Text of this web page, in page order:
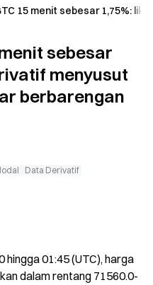
15 menit sebesar 1,75%:
sebesar
menyusut
berbarengan
Data Derivatif
01:45 (UTC), harga
dalam rentang 71560.0-